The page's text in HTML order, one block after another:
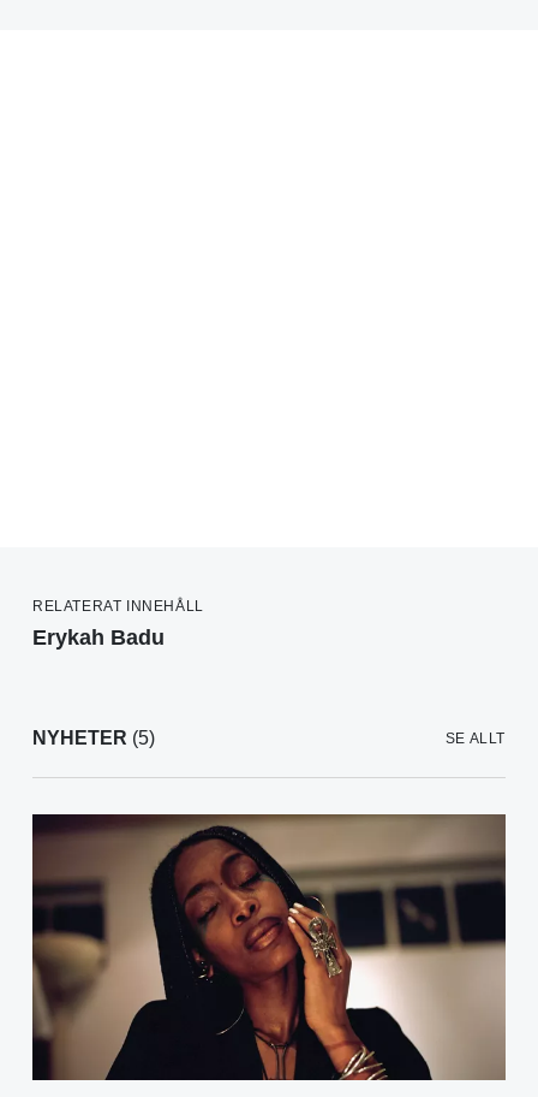
RELATERAT INNEHÅLL
Erykah Badu
NYHETER (5) SE ALLT